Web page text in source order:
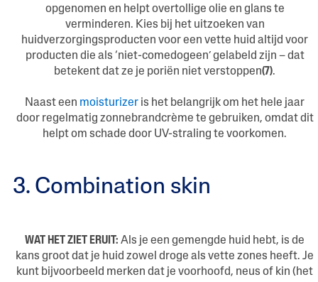
opgenomen en helpt overtollige olie en glans te
verminderen. Kies bij het uitzoeken van
huidverzorgingsproducten voor een vette huid altijd voor
producten die als ‘niet-comedogeen’ gelabeld zijn – dat
betekent dat ze je poriën niet verstoppen(7).
Naast een moisturizer is het belangrijk om het hele jaar
door regelmatig zonnebrandcrème te gebruiken, omdat dit
helpt om schade door UV-straling te voorkomen.
3. Combination skin
WAT HET ZIET ERUIT: Als je een gemengde huid hebt, is de
kans groot dat je huid zowel droge als vette zones heeft. Je
kunt bijvoorbeeld merken dat je voorhoofd, neus of kin (het